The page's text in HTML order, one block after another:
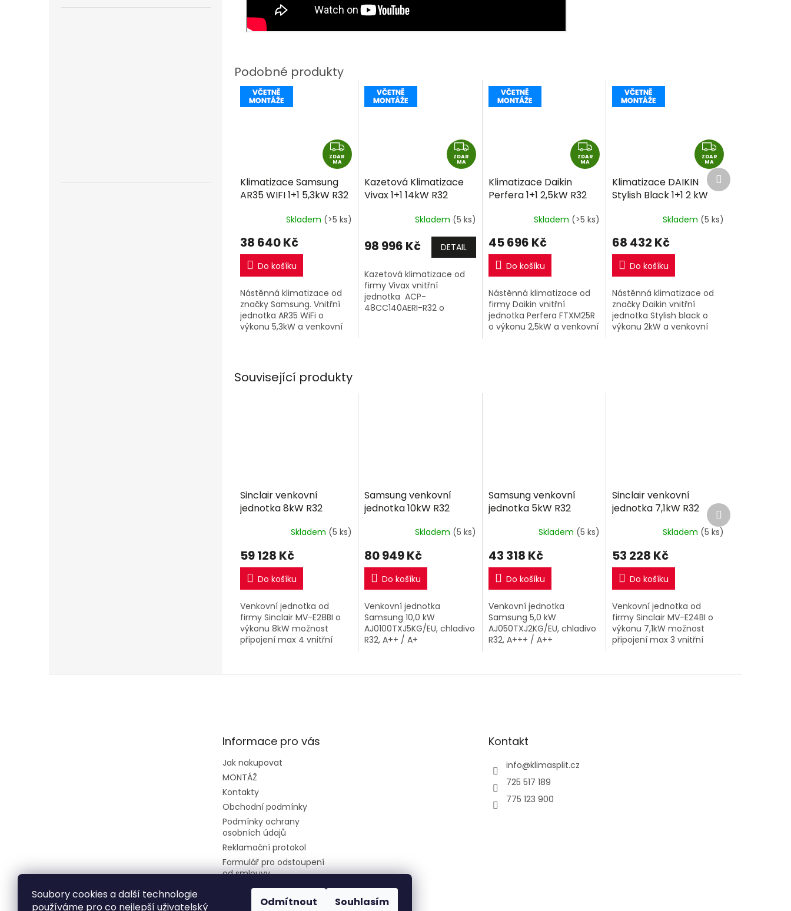
Soubory cookies a další technologie
používáme pro co nejlepší uživatelský
Odmítnout Souhlasím
Související produkty
Sinclair venkovní
jednotka 8kW R32
Skladem (5 ks)
59 128 Kč
Do košíku
Venkovní jednotka od
firmy Sinclair MV-E28BI o
výkonu 8kW možnost
připojení max 4 vnitřní
Samsung venkovní
jednotka 10kW R32
Skladem (5 ks)
80 949 Kč
Do košíku
Venkovní jednotka
Samsung 10,0 kW
AJ0100TXJ5KG/EU, chladivo
R32, A++ / A+
Samsung venkovní
jednotka 5kW R32
Skladem (5 ks)
43 318 Kč
Do košíku
Venkovní jednotka
Samsung 5,0 kW
AJ050TXJ2KG/EU, chladivo
R32, A+++ / A++
Sinclair venkovní
jednotka 7,1kW R32
Skladem (5 ks)
53 228 Kč
Do košíku
Venkovní jednotka od
firmy Sinclair MV-E24BI o
výkonu 7,1kW možnost
připojení max 3 vnitřní
Další
produkt
Z
D
R
M
A
ZDAR
MA
Klimatizace Samsung
AR35 WIFI 1+1 5,3kW R32
Skladem (>5 ks)
38 640 Kč
Do košíku
Nástěnná klimatizace od
značky Samsung. Vnitřní
jednotka AR35 WiFi o
výkonu 5,3kW a venkovní
Z
D
A
ZDAR
MA
Kazetová Klimatizace
Vivax 1+1 14kW R32
Skladem (5 ks)
98 996 Kč DETAIL
Kazetová klimatizace od
firmy Vivax vnitřní
jednotka ACP-
48CC140AERI-R32 o
Z
D
A
ZDAR
MA
Klimatizace Daikin
Perfera 1+1 2,5kW R32
Skladem (>5 ks)
45 696 Kč
Do košíku
Nástěnná klimatizace od
firmy Daikin vnitřní
jednotka Perfera FTXM25R
o výkonu 2,5kW a venkovní
Z
D
A
R
A
ZDAR
MA
Klimatizace DAIKIN
Stylish Black 1+1 2 kW
Skladem (5 ks)
68 432 Kč
Do košíku
Nástěnná klimatizace od
značky Daikin vnitřní
jednotka Stylish black o
výkonu 2kW a venkovní
Další
produkt
Informace pro vás
Jak nakupovat
MONTÁŽ
Kontakty
Obchodní podmínky
Podmínky ochrany
osobních údajů
Reklamační protokol
Formulář pro odstoupení
od smlouvy
Kontakt
info@klimasplit.cz
725 517 189
775 123 900